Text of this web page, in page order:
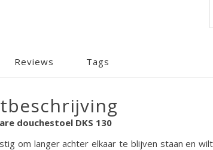
Reviews Tags
douchestoel DKS 130
om langer achter elkaar te blijven staan en